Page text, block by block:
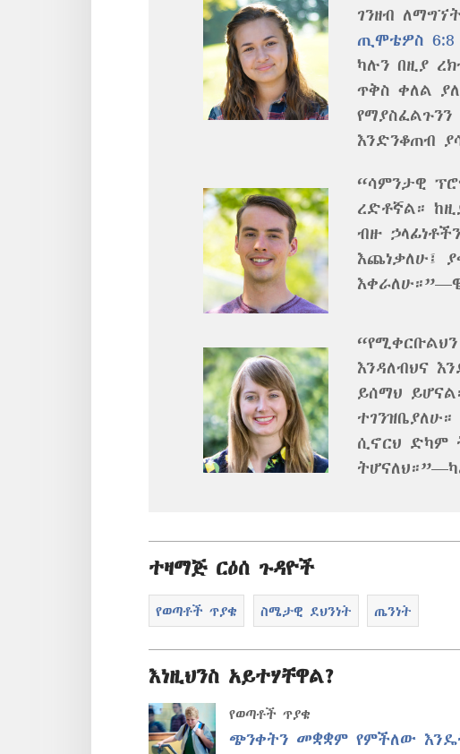
ገንዘብ
ጢሞቴዎስ 6:8
ካሉን በዚያ
ጥቅስ ቀለል
እንድንቆጠብ
“ሳምንታዊ
ረድቶኛል።
ብዙ
እጨነቃለሁ፤
እንዳለብህና
ይሰማህ
ሲኖርህ ድካም
ተዛማጅ ርዕሰ ጉዳዮች
የወጣቶች ጥያቄ ስሜታዊ ደህንነት ጤንነት
እነዚህንስ አይተሃቸዋል?
የወጣቶች ጥያቄ
ጭንቀትን መቋቋም የምችለው